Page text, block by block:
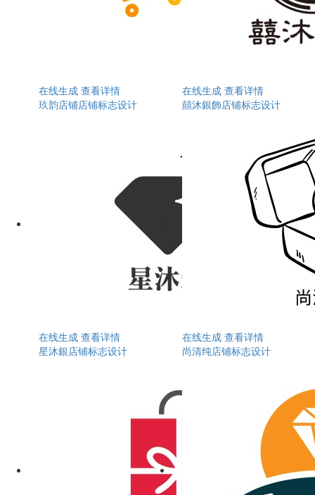
在线生成 查看详情
玖韵店铺店铺标志设计
在线生成 查看详情
囍沐銀飾店铺标志设计
在线生成 查看详情
星沐銀店铺标志设计
在线生成 查看详情
尚清纯店铺标志设计